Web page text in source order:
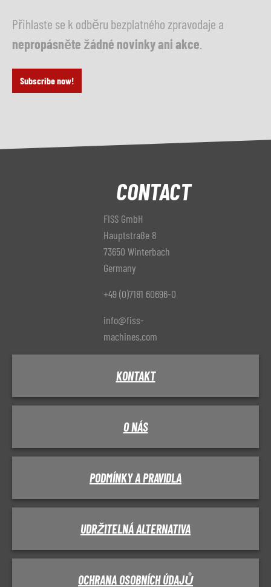
Přihlaste se k odběru bezplatného zpravodaje a
nepropásněte žádné novinky ani akce
Subscribe now!
CONTACT
FISS GmbH
Hauptstraße 8
73650 Winterbach
Germany
+49 (0)7181 60696-0
info@fiss-
machines.com
KONTAKT
O NÁS
PODMÍNKY A PRAVIDLA
UDRŽITELNÁ ALTERNATIVA
OCHRANA OSOBNÍCH ÚDAJŮ